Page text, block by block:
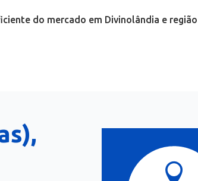
do mercado em Divinolândia e região